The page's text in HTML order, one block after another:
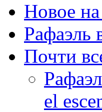
Новое
Рафаэль
Почти
el